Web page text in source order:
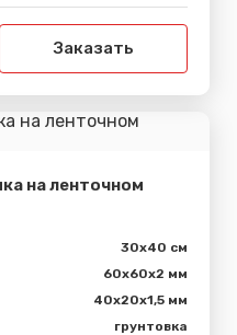
Заказать
на ленточном
30x40 см
60х60х2 мм
40х20х1,5 мм
грунтовка